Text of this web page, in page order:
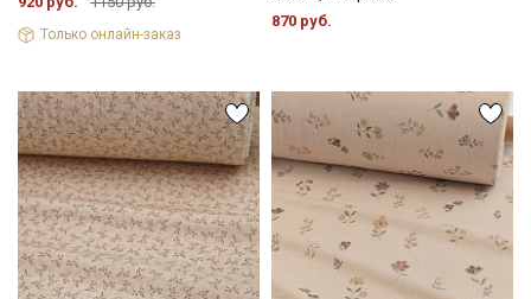
Только онлайн-заказ
870 руб.